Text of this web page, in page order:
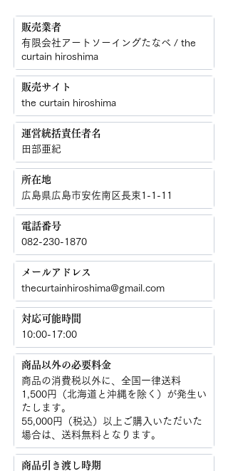
販売業者
有限会社アートソーイングたなべ / the
curtain hiroshima
販売サイト
the curtain hiroshima
運営統括責任者名
田部亜紀
​所在地
広島県広島市安佐南区長束1-1-11
​電話番号
082-230-1870
メールアドレス
thecurtainhiroshima@gmail.com
対応可能時間
10:00-17:00
商品以外の必要料金
商品の消費税以外に、​全国一律送料
1,500円（北海道と沖縄を除く）が発生い
たします。
55,000円（税込）以上ご購入いただいた
場合は、送料無料となります。
商品引き渡し時期